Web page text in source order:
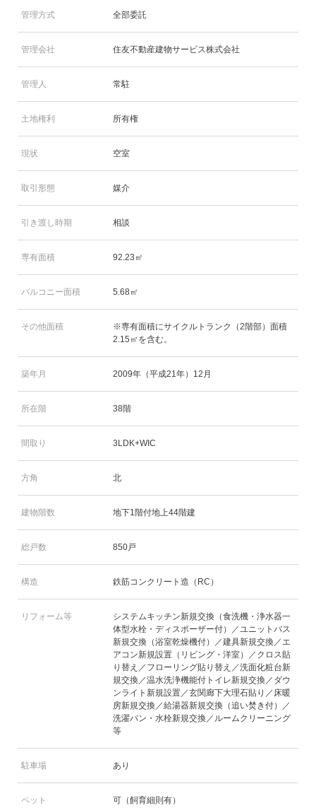
管理方式 全部委託
管理会社 住友不動産建物サービス株式会社
管理人 常駐
土地権利 所有権
現状 空室
取引形態 媒介
引き渡し時期 相談
専有面積 92.23㎡
バルコニー面積 5.68㎡
その他面積
※専有面積にサイクルトランク（2階部）面積
2.15㎡を含む。
築年月 2009年（平成21年）12月
所在階 38階
間取り 3LDK+WIC
方角 北
建物階数 地下1階付地上44階建
総戸数 850戸
構造 鉄筋コンクリート造（RC）
リフォーム等
システムキッチン新規交換（食洗機・浄水器一
体型水栓・ディスポーザー付）／ユニットバス
新規交換（浴室乾燥機付）／建具新規交換／エ
アコン新規設置（リビング・洋室）／クロス貼
り替え／フローリング貼り替え／洗面化粧台新
規交換／温水洗浄機能付トイレ新規交換／ダウ
ンライト新規設置／玄関廊下大理石貼り／床暖
房新規交換／給湯器新規交換（追い焚き付）／
洗濯パン・水栓新規交換／ルームクリーニング
等
駐車場 あり
ペット 可（飼育細則有）